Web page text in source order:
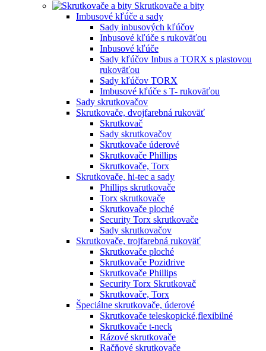
Skrutkovače a bity
Imbusové kľúče a sady
Sady inbusových kľúčov
Inbusové kľúče s rukoväťou
Inbusové kľúče
Sady kľúčov Inbus a TORX s plastovou
rukoväťou
Sady kľúčov TORX
Imbusové kľúče s T- rukoväťou
Sady skrutkovačov
Skrutkovače, dvojfarebná rukoväť
Skrutkovač
Sady skrutkovačov
Skrutkovače úderové
Skrutkovače Phillips
Skrutkovače, Torx
Skrutkovače, hi-tec a sady
Phillips skrutkovače
Torx skrutkovače
Skrutkovače ploché
Security Torx skrutkovače
Sady skrutkovačov
Skrutkovače, trojfarebná rukoväť
Skrutkovače ploché
Skrutkovače Pozidrive
Skrutkovače Phillips
Security Torx Skrutkovač
Skrutkovače, Torx
Špeciálne skrutkovače, úderové
Skrutkovače teleskopické,flexibilné
Skrutkovače t-neck
Rázové skrutkovače
Račňové skrutkovače